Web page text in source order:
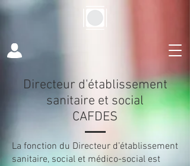
Directeur d'établissement
sanitaire et social
CAFDES
La fonction du Directeur d’établissement
sanitaire, social et médico-social est